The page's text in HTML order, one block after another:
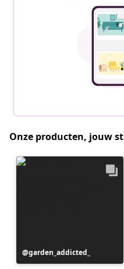
Onze producten, jouw
Bericht
gepubliceerd
garden_addicted_